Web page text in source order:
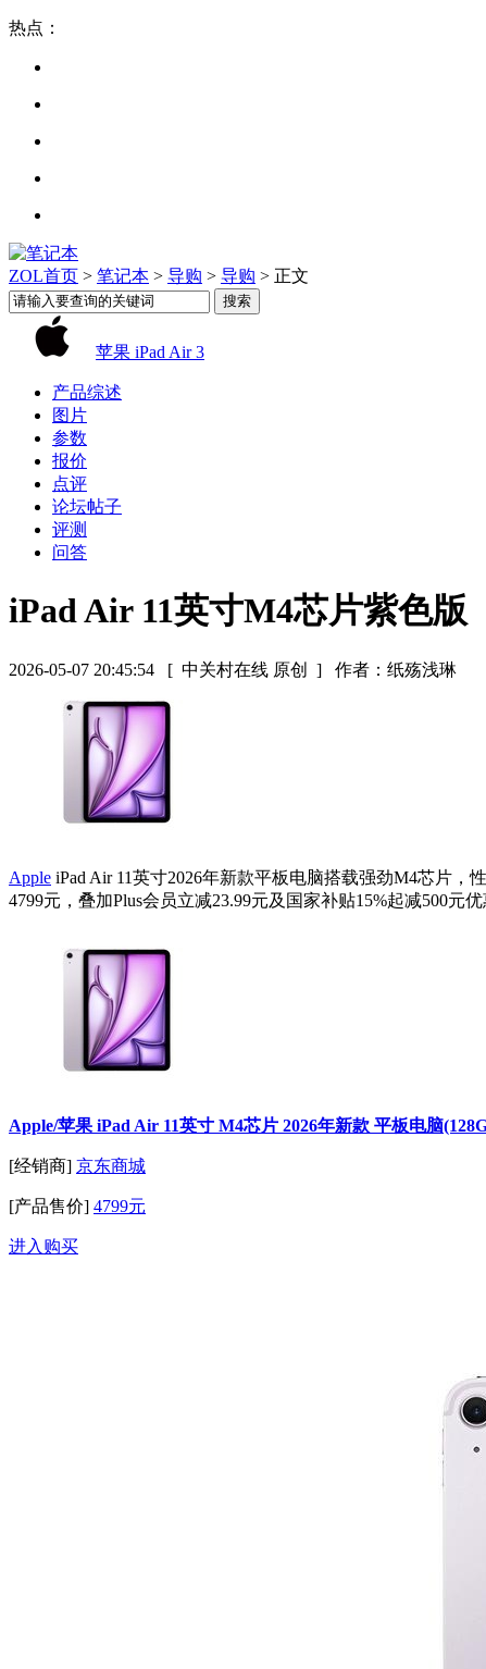
热点：
ZOL首页 > 笔记本 > 导购 > 导购 > 正文
苹果 iPad Air 3
产品综述
图片
参数
报价
点评
论坛帖子
评测
问答
iPad Air 11英寸M4芯片紫色版
2026-05-07 20:45:54 [ 中关村在线 原创 ] 作者：纸殇浅琳
Apple iPad Air 11英寸2026年新款平板电脑搭载强劲M4芯片
4799元，叠加Plus会员立减23.99元及国家补贴15%起减500元
Apple/苹果 iPad Air 11英寸 M4芯片 2026年新款 平板电脑
[经销商] 京东商城
[产品售价] 4799元
进入购买